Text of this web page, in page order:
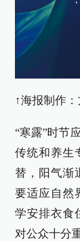
↑海报制作
“寒露”时节
传统和养生
替，阳气渐
要适应自然
学安排衣食
对公众十分